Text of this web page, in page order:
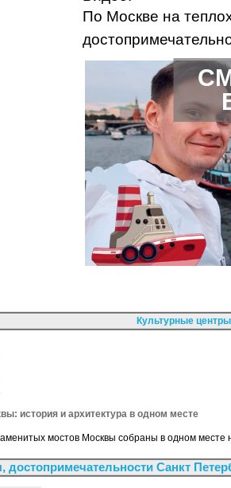
По Москве на
Культурные
история и архитектура в одном месте
мостов Москвы собраны в одном
достопримечательности Санкт